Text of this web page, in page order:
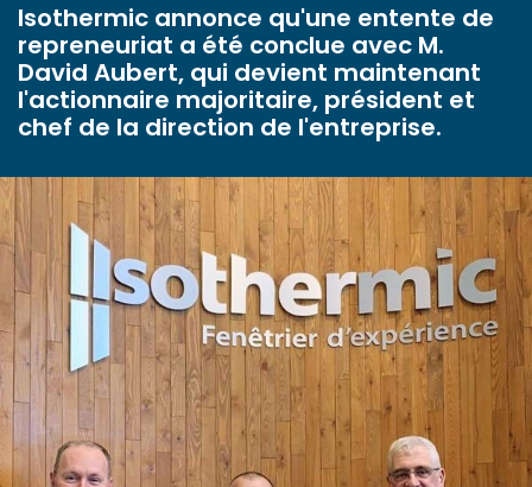
Isothermic annonce qu'une entente de
repreneuriat a été conclue avec M.
David Aubert, qui devient maintenant
l'actionnaire majoritaire, président et
chef de la direction de l'entreprise.